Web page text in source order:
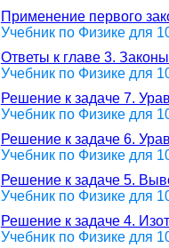
Применение первого
Учебник по Физике для
Ответы к главе 3.
Учебник по Физике для
Решение к задаче 7.
Учебник по Физике для
Решение к задаче 6.
Учебник по Физике для
Решение к задаче 5.
Учебник по Физике для
Решение к задаче 4.
Учебник по Физике для